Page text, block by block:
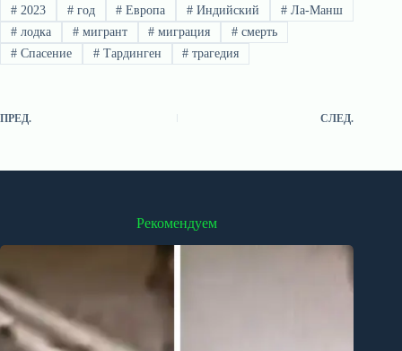
#2023 #год # Европа # Индийский # Ла-Манш
#лодка #мигрант # миграция # смерть
#Спасение #Тардинген # трагедия
ПРЕД. СЛЕД.
Рекомендуем